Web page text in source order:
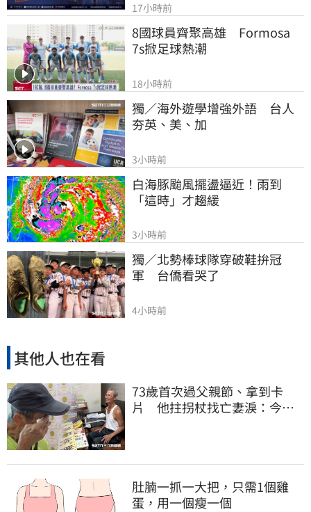
17小時前
8國球員齊聚高雄　Formosa
7s掀足球熱潮
18小時前
獨／海外遊學增強外語　台人
夯英、美、加
3小時前
白海豚颱風擺盪逼近！雨到
「這時」才趨緩
3小時前
獨／北勢棒球隊穿破鞋拚冠
軍　台僑看哭了
4小時前
其他人也在看
73歲首次過父親節、拿到卡
片 他拄拐杖找亡妻淚：今天
肚腩一抓一大把，只需1個雞
蛋，用一個瘦一個